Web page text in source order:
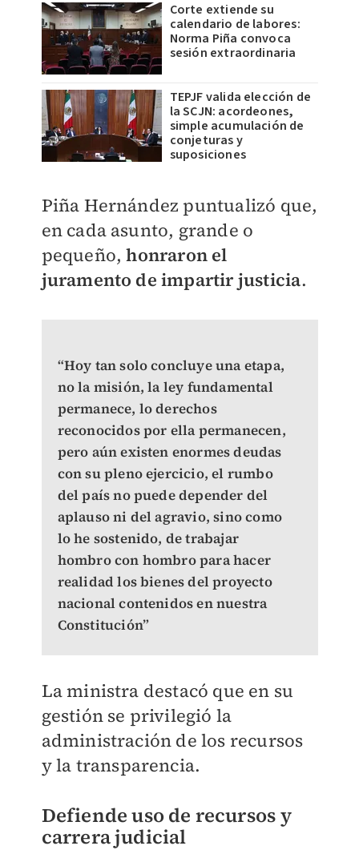
Corte extiende su
calendario de labores:
Norma Piña convoca
sesión extraordinaria
TEPJF valida elección de
la SCJN: acordeones,
simple acumulación de
conjeturas y
suposiciones
Piña Hernández puntualizó que,
en cada asunto, grande o
pequeño,honraron el
juramento de impartir justicia.
“Hoy tan solo concluye una etapa,
no la misión, la ley fundamental
permanece, lo derechos
reconocidos por ella permanecen,
pero aún existen enormes deudas
con su pleno ejercicio, el rumbo
del país no puede depender del
aplauso ni del agravio, sino como
lo he sostenido, de trabajar
hombro con hombro para hacer
realidad los bienes del proyecto
nacional contenidos en nuestra
Constitución”
La ministra destacó que en su
gestión se privilegió la
administración de los recursos
y la transparencia.
Defiende uso de recursos y
carrera judicial